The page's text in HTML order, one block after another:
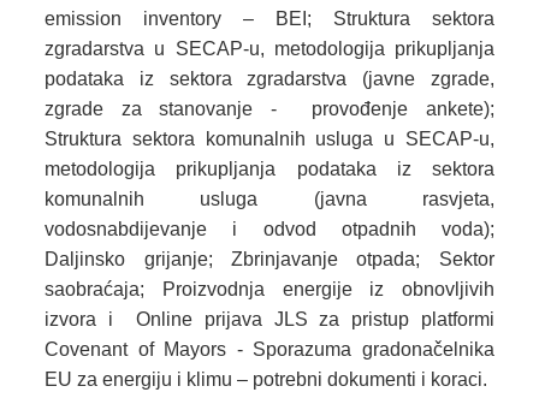
emission inventory – BEI; Struktura sektora
zgradarstva u SECAP-u, metodologija prikupljanja
podataka iz sektora zgradarstva (javne zgrade,
zgrade za stanovanje - provođenje ankete);
Struktura sektora komunalnih usluga u SECAP-u,
metodologija prikupljanja podataka iz sektora
komunalnih usluga (javna rasvjeta,
vodosnabdijevanje i odvod otpadnih voda);
Daljinsko grijanje; Zbrinjavanje otpada; Sektor
saobraćaja; Proizvodnja energije iz obnovljivih
izvora i Online prijava JLS za pristup platformi
Covenant of Mayors - Sporazuma gradonačelnika
EU za energiju i klimu – potrebni dokumenti i koraci.